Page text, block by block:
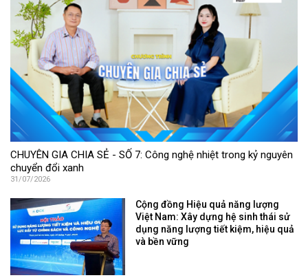
CHUYÊN GIA CHIA SẺ - SỐ 7: Công nghệ nhiệt trong kỷ nguyên
chuyển đổi xanh
31/07/2026
Cộng đồng Hiệu quả năng lượng
Việt Nam: Xây dựng hệ sinh thái sử
dụng năng lượng tiết kiệm, hiệu quả
và bền vững